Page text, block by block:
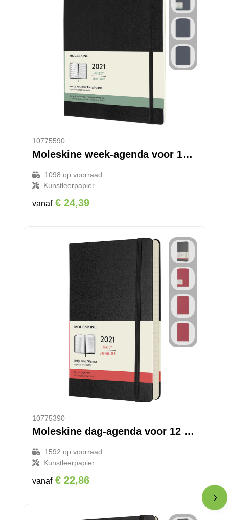
10775590
Moleskine week-agenda voor 12 maanden met zachte kaft XL
1098 op voorraad
Kunstleerpapier
vanaf € 24,39
10775390
Moleskine dag-agenda voor 12 maanden met harde kaft
1592 op voorraad
Kunstleerpapier
vanaf € 22,86